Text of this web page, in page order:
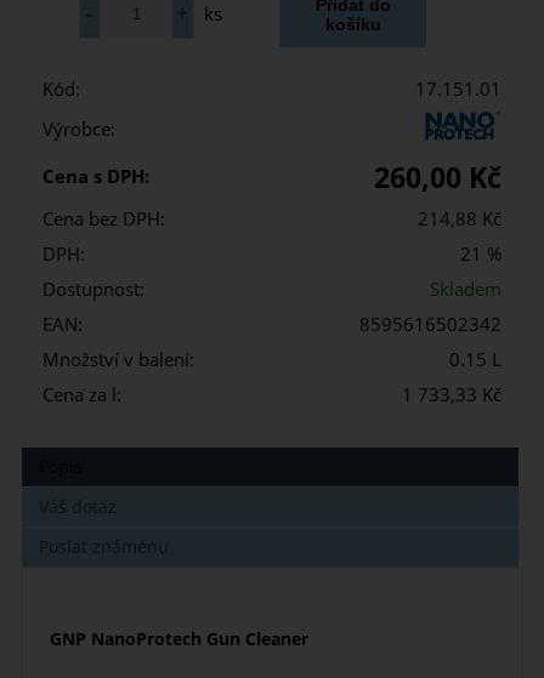
ks
Kód:
17.151.01
Výrobce:
Cena s DPH:
260,00 Kč
Cena bez DPH:
214,88 Kč
DPH:
21 %
Dostupnost:
Skladem
EAN:
8595616502342
Množství v balení:
0.15 L
Cena za l:
1 733,33 Kč
Váš dotaz
Poslat známénu
GNP NanoProtech Gun Cleaner